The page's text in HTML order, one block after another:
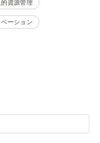
的資源管理
ベーション